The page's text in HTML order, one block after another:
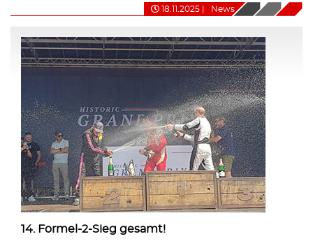
18.11.2025 News
14. Formel-2-Sieg gesamt!